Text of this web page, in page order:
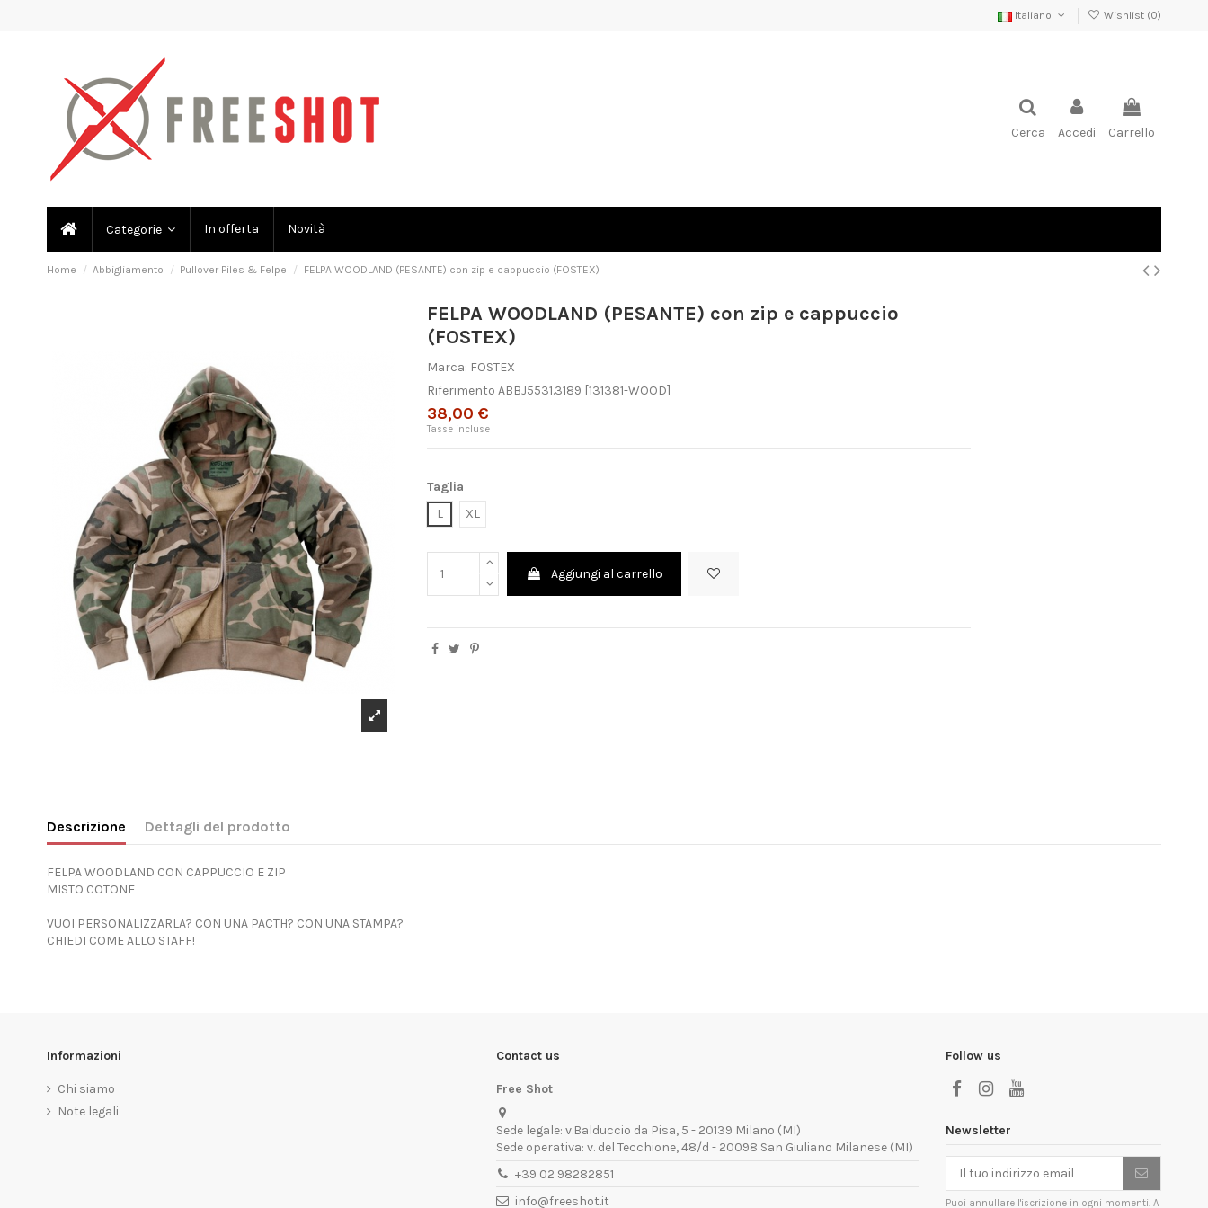
Italiano Wishlist (0)
Cerca Accedi Carrello
Categorie In offerta Novità
Home Abbigliamento Pullover Piles & Felpe FELPA WOODLAND (PESANTE) con zip e cappuccio (FOSTEX)
FELPA WOODLAND (PESANTE) con zip e cappuccio
(FOSTEX)
Marca: FOSTEX
Riferimento ABBJ5531.3189 [131381-WOOD]
38,00 €
Tasse incluse
Taglia
L
XL
Aggiungi al carrello
Descrizione Dettagli del prodotto
FELPA WOODLAND CON CAPPUCCIO E ZIP
MISTO COTONE
VUOI PERSONALIZZARLA? CON UNA PACTH? CON UNA STAMPA?
CHIEDI COME ALLO STAFF!
Informazioni
Chi siamo
Note legali
Contact us
Free Shot
Sede legale: v.Balduccio da Pisa, 5 - 20139 Milano (MI)
Sede operativa: v. del Tecchione, 48/d - 20098 San Giuliano Milanese (MI)
+39 02 98282851
info@freeshot.it
Follow us
Newsletter
Puoi annullare l'iscrizione in ogni momenti. A